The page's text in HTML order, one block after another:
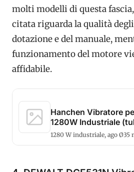
molti modelli di questa
citata riguarda la qualità
dotazione e del manuale,
funzionamento del motore
affidabile.
Hanchen Vibratore
1280W Industriale
1280 W industriale, ago Ø35